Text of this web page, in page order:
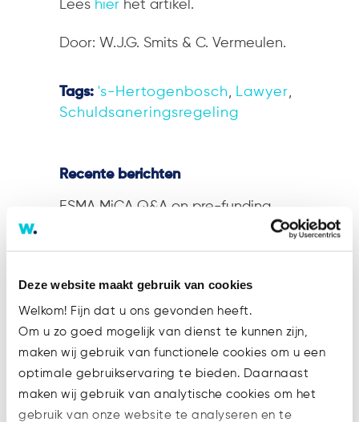
Deze website maakt gebruik van cookies
Welkom! Fijn dat u ons gevonden heeft.
Om u zo goed mogelijk van dienst te kunnen zijn,
maken wij gebruik van functionele cookies om u een
optimale gebruikservaring te bieden. Daarnaast
maken wij gebruik van analytische cookies om het
gebruik van onze website te analyseren en te
Lees hier het artikel.
Door: W.J.G. Smits & C. Vermeulen.
Tags: 's-Hertogenbosch, Lawyer,
Schuldsaneringsregeling
Recente berichten
ESMA MiCA Q&A on pre-funding
assets
Marijke joins the Watsonlaw team!
Trevor Weerwind strengthens the
Watsonlaw team!
ESMA clarifies the scope of Article
78(5) MiCA for trading platforms
Zina joins the Watsonlaw team!